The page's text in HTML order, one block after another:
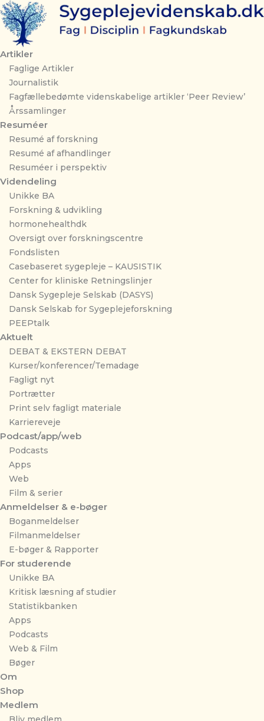
Gå
til
indholdet
Artikler
Faglige Artikler
Journalistik
Fagfællebedømte videnskabelige artikler ‘Peer Review’
Årssamlinger
Resuméer
Resumé af forskning
Resumé af afhandlinger
Resuméer i perspektiv
Videndeling
Unikke BA
Forskning & udvikling
hormonehealthdk
Oversigt over forskningscentre
Fondslisten
Casebaseret sygepleje – KAUSISTIK
Center for kliniske Retningslinjer
Dansk Sygepleje Selskab (DASYS)
Dansk Selskab for Sygeplejeforskning
PEEPtalk
Aktuelt
DEBAT & EKSTERN DEBAT
Kurser/konferencer/Temadage
Fagligt nyt
Portrætter
Print selv fagligt materiale
Karriereveje
Podcast/app/web
Podcasts
Apps
Web
Film & serier
Anmeldelser & e-bøger
Boganmeldelser
Filmanmeldelser
E-bøger & Rapporter
For studerende
Unikke BA
Kritisk læsning af studier
Statistikbanken
Apps
Podcasts
Web & Film
Bøger
Om
Shop
Medlem